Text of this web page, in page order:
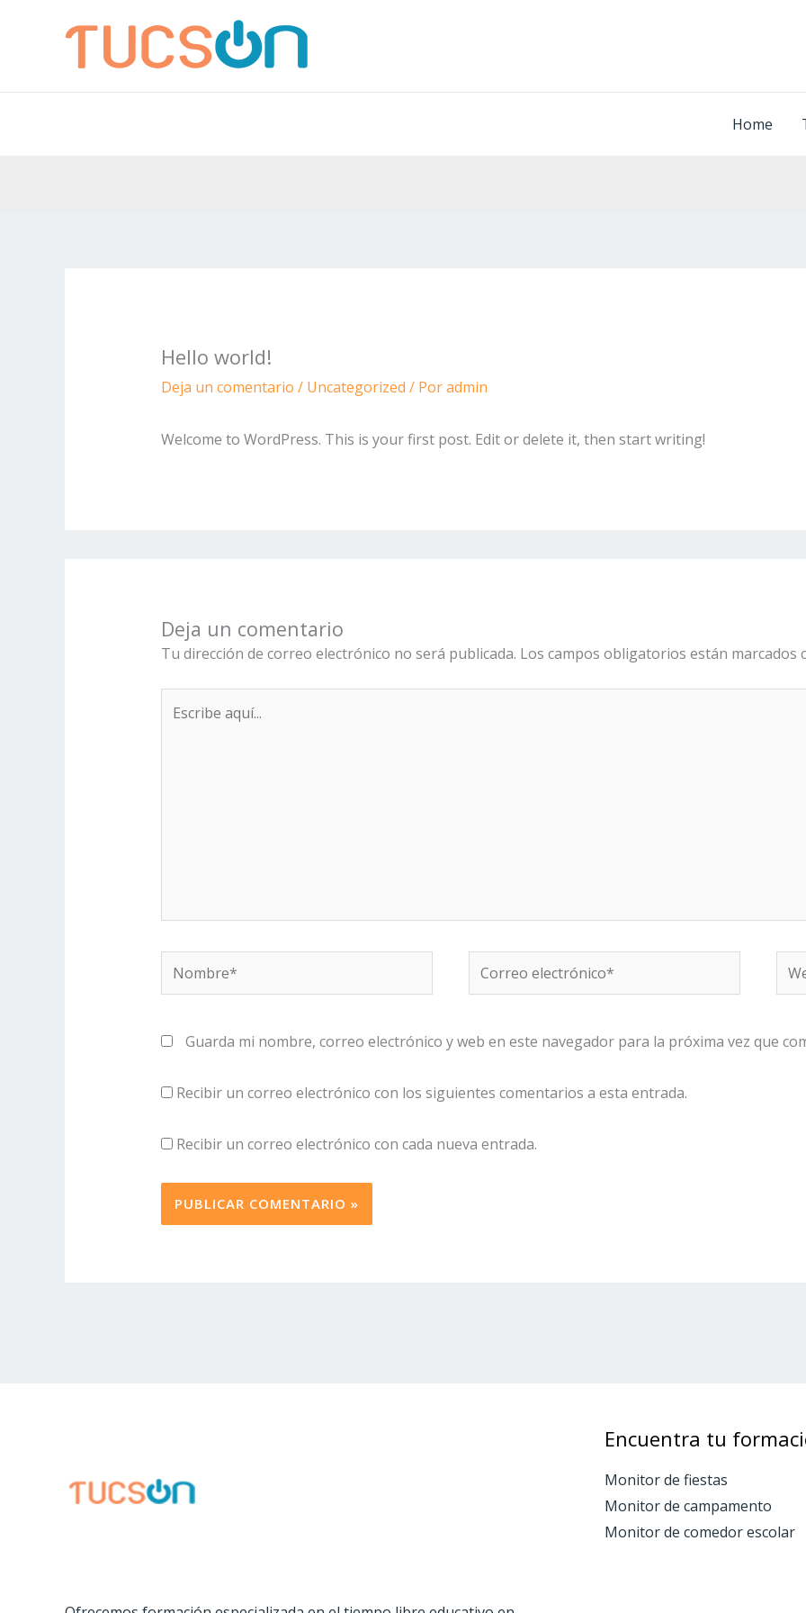
Home
Hello world!
Deja un comentario / Uncategorized / Poradmin
Welcome to WordPress. This is your first post. Edit or delete it, then start writing!
Deja un comentario
Tu dirección de correo electrónico no será publicada. Los campos obligatorios están marcados
Nombre*
Correo
electrónico*
Web
Guarda mi nombre, correo electrónico y web en este navegador para la próxima vez que
Recibir un correo electrónico con los siguientes comentarios a esta entrada.
Recibir un correo electrónico con cada nueva entrada.
Encuentra tu
Monitor de fiestas
Monitor de campamento
Monitor de comedor escolar